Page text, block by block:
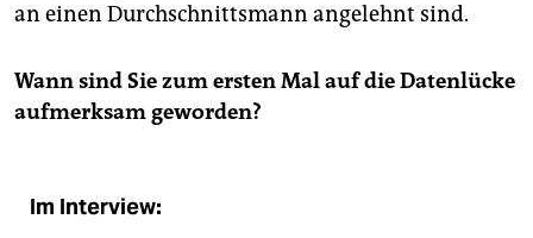
an einen Durchschnittsmann angelehnt sind.
Wann sind Sie zum ersten Mal auf die Datenlücke
aufmerksam geworden?
Im Interview: